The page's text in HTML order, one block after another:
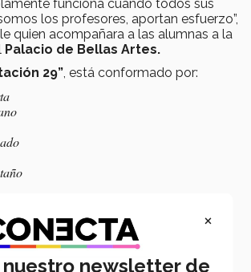
funciona cuando todos sus
los profesores, aportan esfuerzo”,
quien acompañara a las alumnas a la
Palacio de Bellas Artes.
29” , está conformado por:
Arquitectura, Arte y Diseño
×
nuestro newsletter de